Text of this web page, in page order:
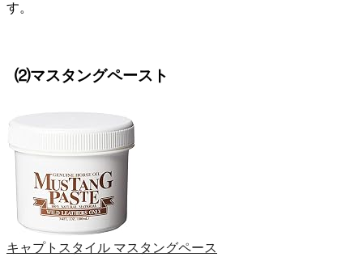
す。
⑵マスタングペースト
キャプトスタイル マスタングペース